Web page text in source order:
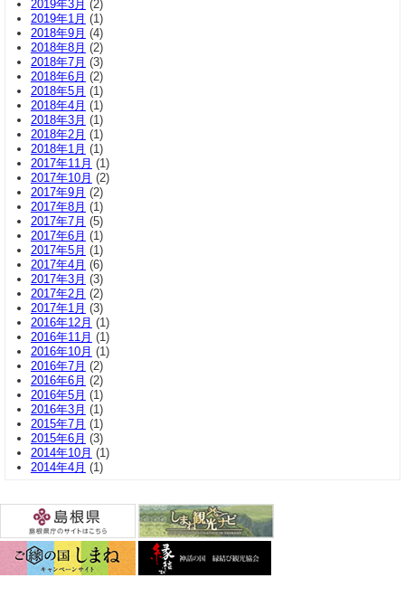
2019年3月 (2)
2019年1月 (1)
2018年9月 (4)
2018年8月 (2)
2018年7月 (3)
2018年6月 (2)
2018年5月 (1)
2018年4月 (1)
2018年3月 (1)
2018年2月 (1)
2018年1月 (1)
2017年11月 (1)
2017年10月 (2)
2017年9月 (2)
2017年8月 (1)
2017年7月 (5)
2017年6月 (1)
2017年5月 (1)
2017年4月 (6)
2017年3月 (3)
2017年2月 (2)
2017年1月 (3)
2016年12月 (1)
2016年11月 (1)
2016年10月 (1)
2016年7月 (2)
2016年6月 (2)
2016年5月 (1)
2016年3月 (1)
2015年7月 (1)
2015年6月 (3)
2014年10月 (1)
2014年4月 (1)